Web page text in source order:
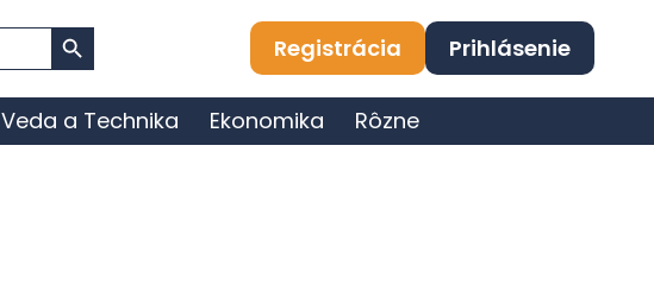
Search Button
Registrácia Prihlásenie
Veda a Technika Ekonomika Rôzne